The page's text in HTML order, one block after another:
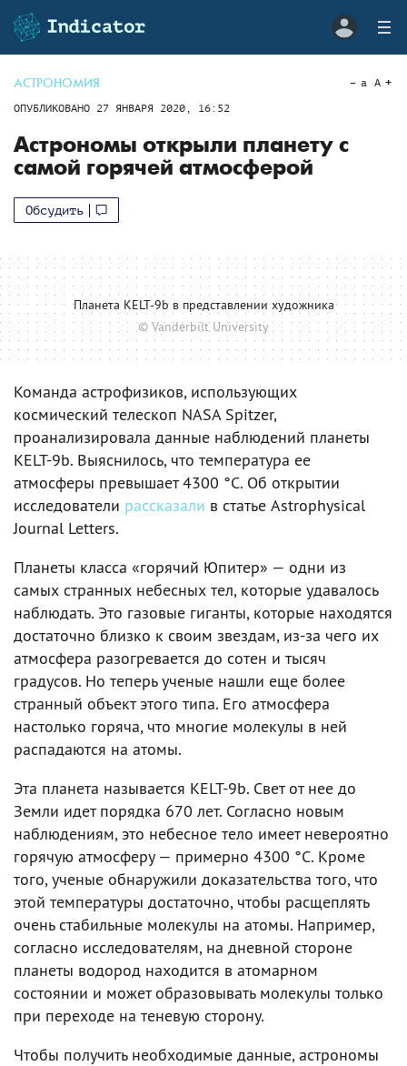
АСТРОНОМИЯ
ОПУБЛИКОВАНО 27 ЯНВАРЯ 2020, 16:52
a A
Астрономы открыли планету с
самой горячей атмосферой
Обсудить
Планета KELT-9b в представлении художникa
© Vanderbilt University
Команда астрофизиков, использующих
космический телескоп NASA Spitzer,
проанализировала данные наблюдений планеты
KELT-9b. Выяснилось, что температура ее
атмосферы превышает 4300 °C. Об открытии
исследователи рассказали в статье Astrophysical
Journal Letters.
Планеты класса «горячий Юпитер» — одни из
самых странных небесных тел, которые удавалось
наблюдать. Это газовые гиганты, которые находятся
достаточно близко к своим звездам, из-за чего их
атмосфера разогревается до сотен и тысяч
градусов. Но теперь ученые нашли еще более
странный объект этого типа. Его атмосфера
настолько горяча, что многие молекулы в ней
распадаются на атомы.
Эта планета называется KELT-9b. Свет от нее до
Земли идет порядка 670 лет. Согласно новым
наблюдениям, это небесное тело имеет невероятно
горячую атмосферу — примерно 4300 °C. Кроме
того, ученые обнаружили доказательства того, что
этой температуры достаточно, чтобы расщеплять
очень стабильные молекулы на атомы. Например,
согласно исследователям, на дневной стороне
планеты водород находится в атомарном
состоянии и может образовывать молекулы только
при переходе на теневую сторону.
Чтобы получить необходимые данные, астрономы